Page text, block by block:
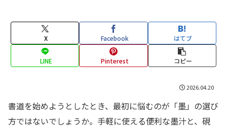
X Facebook はてブ
LINE Pinterest コピー
2026.04.20
書道を始めようとしたとき、最初に悩むのが「墨」の選び
方ではないでしょうか。手軽に使える便利な墨汁と、硯